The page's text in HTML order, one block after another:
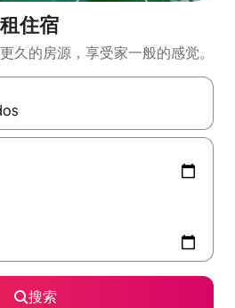
住宿
久的房源，享受家一般的感觉。
下方向键查看，或通过点击或滑动手势
搜索